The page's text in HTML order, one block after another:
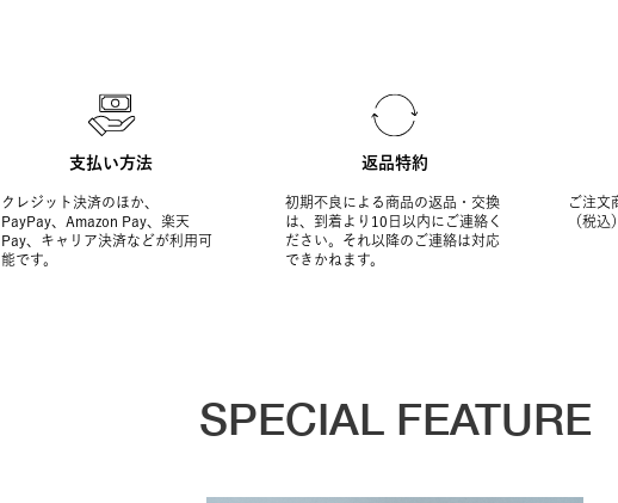
支払い方法
クレジット決済のほか、
PayPay、Amazon Pay、楽天
Pay、キャリア決済などが利用可
能です。
返品特約
初期不良による商品の返品・交換
は、到着より10日以内にご連絡く
ださい。それ以降のご連絡は対応
できかねます。
ご注文
（税込
SPECIAL FEATURE